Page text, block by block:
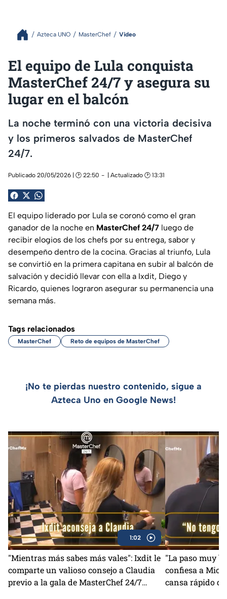
Azteca UNO MasterChef Video
El equipo de Lula conquista
MasterChef 24/7 y asegura su
lugar en el balcón
La noche terminó con una victoria decisiva
y los primeros salvados de MasterChef
24/7.
Publicado 20/05/2026 | 🕑 22:50 | Actualizado 🕑 13:31
El equipo liderado por Lula se coronó como el gran
ganador de la noche en MasterChef 24/7 luego de
recibir elogios de los chefs por su entrega, sabor y
desempeño dentro de la cocina. Gracias al triunfo, Lula
se convirtió en la primera capitana en subir al balcón de
salvación y decidió llevar con ella a Ixdit, Diego y
Ricardo, quienes lograron asegurar su permanencia una
semana más.
Tags relacionados
MasterChef Reto de equipos de MasterChef
¡No te pierdas nuestro contenido, sigue a
Azteca Uno en Google News!
1:02
"Mientras más sabes más vales": Ixdit le
comparte un valioso consejo a Claudia
previo a la gala de MasterChef 24/7
"La paso muy
confiesa a
cansa rápido